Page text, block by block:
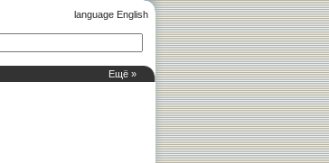
language English
Ещё »